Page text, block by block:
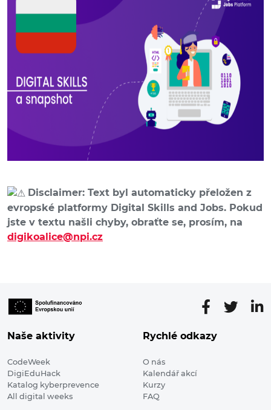
Disclaimer: Text byl automaticky přeložen z
evropské platformy Digital Skills and Jobs. Pokud
jste v textu našli chyby, obraťte se, prosím, na
digikoalice@npi.cz
Naše aktivity
CodeWeek
DigiEduHack
Katalog kyberprevence
All digital weeks
Rychlé odkazy
O nás
Kalendář akcí
Kurzy
FAQ